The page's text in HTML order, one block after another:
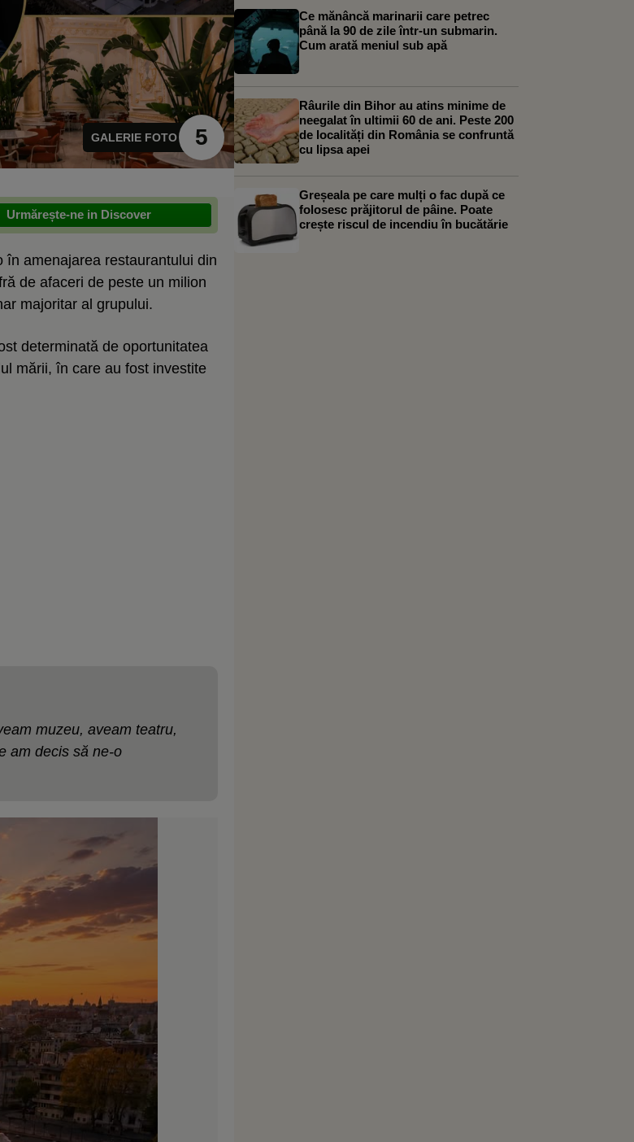
GALERIE FOTO 5
Urmărește-ne in Discover
amenajarea restaurantului din
de afaceri de peste un milion
majoritar al grupului.
determinată de oportunitatea
mării, în care au fost investite
muzeu, aveam teatru,
am decis să ne-o
Ce mănâncă marinarii care petrec
până la 90 de zile într-un submarin.
Cum arată meniul sub apă
Râurile din Bihor au atins minime de
neegalat în ultimii 60 de ani. Peste 200
de localități din România se confruntă
cu lipsa apei
Greșeala pe care mulți o fac după ce
folosesc prăjitorul de pâine. Poate
crește riscul de incendiu în bucătărie